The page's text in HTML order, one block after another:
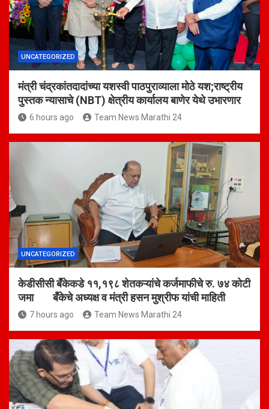
UNCATEGORIZED
मंत्री चंद्रकांतदादांच्या यशस्वी पाठपुराव्याला मोठे यश;राष्ट्रीय
पुस्तक न्यासाचे (NBT) क्षेत्रीय कार्यालय बाणेर येथे उभारणार
6 hours ago Team News Marathi 24
UNCATEGORIZED
केडीसीसी बँकेकडे ११,१९८ शेतकऱ्यांचे कर्जमाफीचे रु. ७४ कोटी
जमा बँकेचे अध्यक्ष व मंत्री हसन मुश्रीफ यांची माहिती
7 hours ago Team News Marathi 24